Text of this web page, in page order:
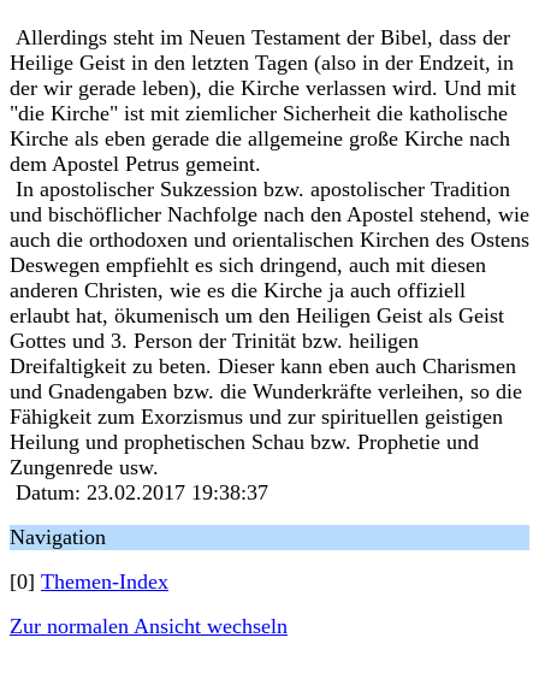
Allerdings steht im Neuen Testament der Bibel, dass der
Heilige Geist in den letzten Tagen (also in der Endzeit, in
der wir gerade leben), die Kirche verlassen wird. Und mit
"die Kirche" ist mit ziemlicher Sicherheit die katholische
Kirche als eben gerade die allgemeine große Kirche nach
dem Apostel Petrus gemeint.
In apostolischer Sukzession bzw. apostolischer Tradition
und bischöflicher Nachfolge nach den Apostel stehend, wie
auch die orthodoxen und orientalischen Kirchen des Ostens
Deswegen empfiehlt es sich dringend, auch mit diesen
anderen Christen, wie es die Kirche ja auch offiziell
erlaubt hat, ökumenisch um den Heiligen Geist als Geist
Gottes und 3. Person der Trinität bzw. heiligen
Dreifaltigkeit zu beten. Dieser kann eben auch Charismen
und Gnadengaben bzw. die Wunderkräfte verleihen, so die
Fähigkeit zum Exorzismus und zur spirituellen geistigen
Heilung und prophetischen Schau bzw. Prophetie und
Zungenrede usw.
Datum: 23.02.2017 19:38:37
Navigation
[0] Themen-Index
Zur normalen Ansicht wechseln